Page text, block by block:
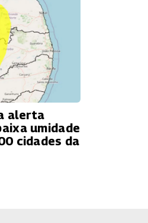
alerta
umidade
cidades da